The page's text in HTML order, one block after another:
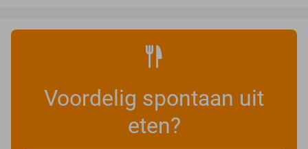
Voordelig spontaan uit
eten?